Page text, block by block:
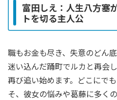
富田しえ：人生八方塞
トを切る主人公
職もお金も尽き、失意のどん
迷い込んだ踊町でルカと再会
再び追い始めます。どこにで
そ、彼女の悩みや葛藤に多く